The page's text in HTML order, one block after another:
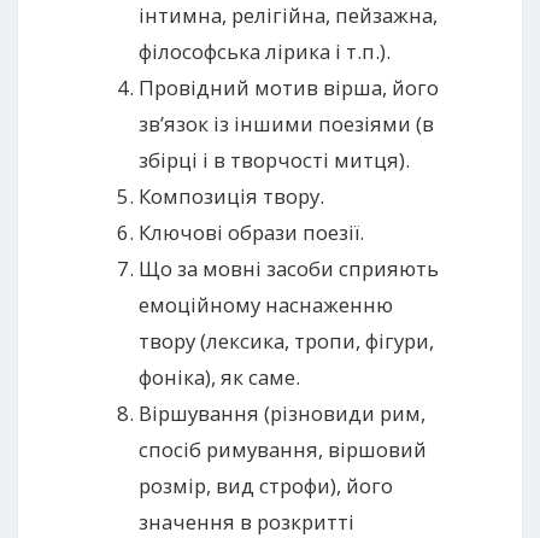
інтимна, релігійна, пейзажна,
філософська лірика і т.п.).
Провідний мотив вірша, його
зв’язок із іншими поезіями (в
збірці і в творчості митця).
Композиція твору.
Ключові образи поезії.
Що за мовні засоби сприяють
емоційному наснаженню
твору (лексика, тропи, фігури,
фоніка), як саме.
Віршування (різновиди рим,
спосіб римування, віршовий
розмір, вид строфи), його
значення в розкритті